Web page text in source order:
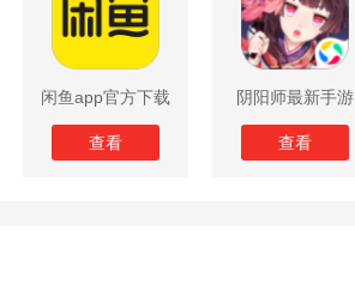
闲鱼app官方下载
查看
阴阳师最新手游
版
查看